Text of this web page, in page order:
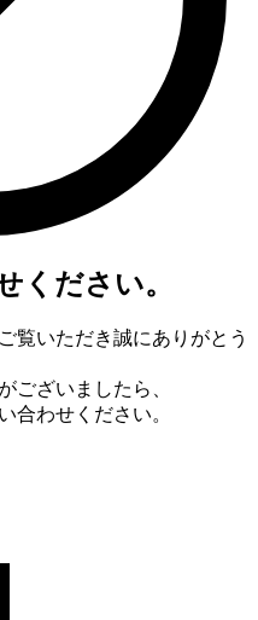
ください。
覧いただき誠にありがとう
ございましたら、
合わせください。